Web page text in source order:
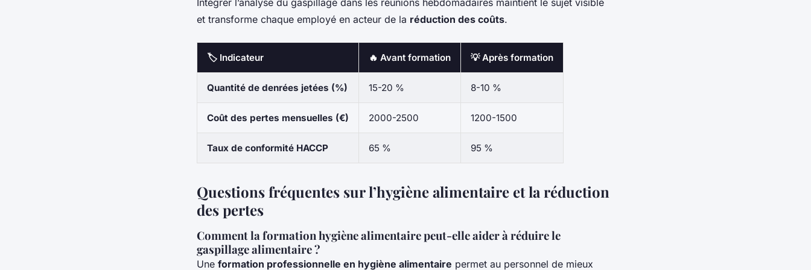
Intégrer l’analyse du gaspillage dans les réunions hebdomadaires maintient le sujet visible
et transforme chaque employé en acteur de la réduction des coûts.
🏷️ Indicateur 🔥 Avant formation 💡 Après formation
Quantité de denrées jetées (%) 15-20 % 8-10 %
Coût des pertes mensuelles (€) 2000-2500 1200-1500
Taux de conformité HACCP 65 % 95 %
Questions fréquentes sur l’hygiène alimentaire et la réduction
des pertes
Comment la formation hygiène alimentaire peut-elle aider à réduire le
gaspillage alimentaire ?
Une formation professionnelle en hygiène alimentaire permet au personnel de mieux